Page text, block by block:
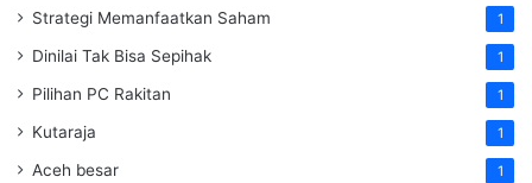
Strategi Memanfaatkan Saham 1
Dinilai Tak Bisa Sepihak 1
Pilihan PC Rakitan 1
Kutaraja 1
Aceh besar 1